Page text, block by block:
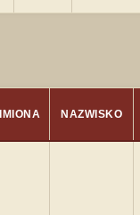
IMIONA NAZWISKO